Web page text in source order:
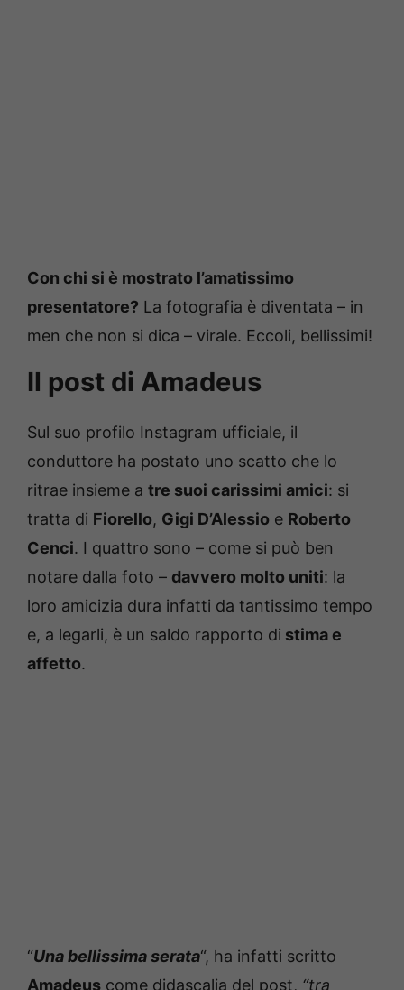
Con chi si è mostrato l’amatissimo
presentatore? La fotografia è diventata – in
men che non si dica – virale. Eccoli, bellissimi!
Il post di Amadeus
Sul suo profilo Instagram ufficiale, il
conduttore ha postato uno scatto che lo
ritrae insieme a tre suoi carissimi amici: si
tratta di Fiorello, Gigi D’Alessio e Roberto
Cenci. I quattro sono – come si può ben
notare dalla foto – davvero molto uniti: la
loro amicizia dura infatti da tantissimo tempo
e, a legarli, è un saldo rapporto di stima e
affetto.
“Una bellissima serata“, ha infatti scritto
Amadeus come didascalia del post, “tra